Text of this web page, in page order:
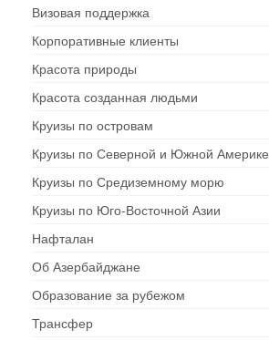
Визовая поддержка
Корпоративные клиенты
Красота природы
Красота созданная людьми
Круизы по островам
Круизы по Северной и Южной Америке
Круизы по Средиземному морю
Круизы по Юго-Восточной Азии
Нафталан
Об Азербайджане
Образование за рубежом
Трансфер